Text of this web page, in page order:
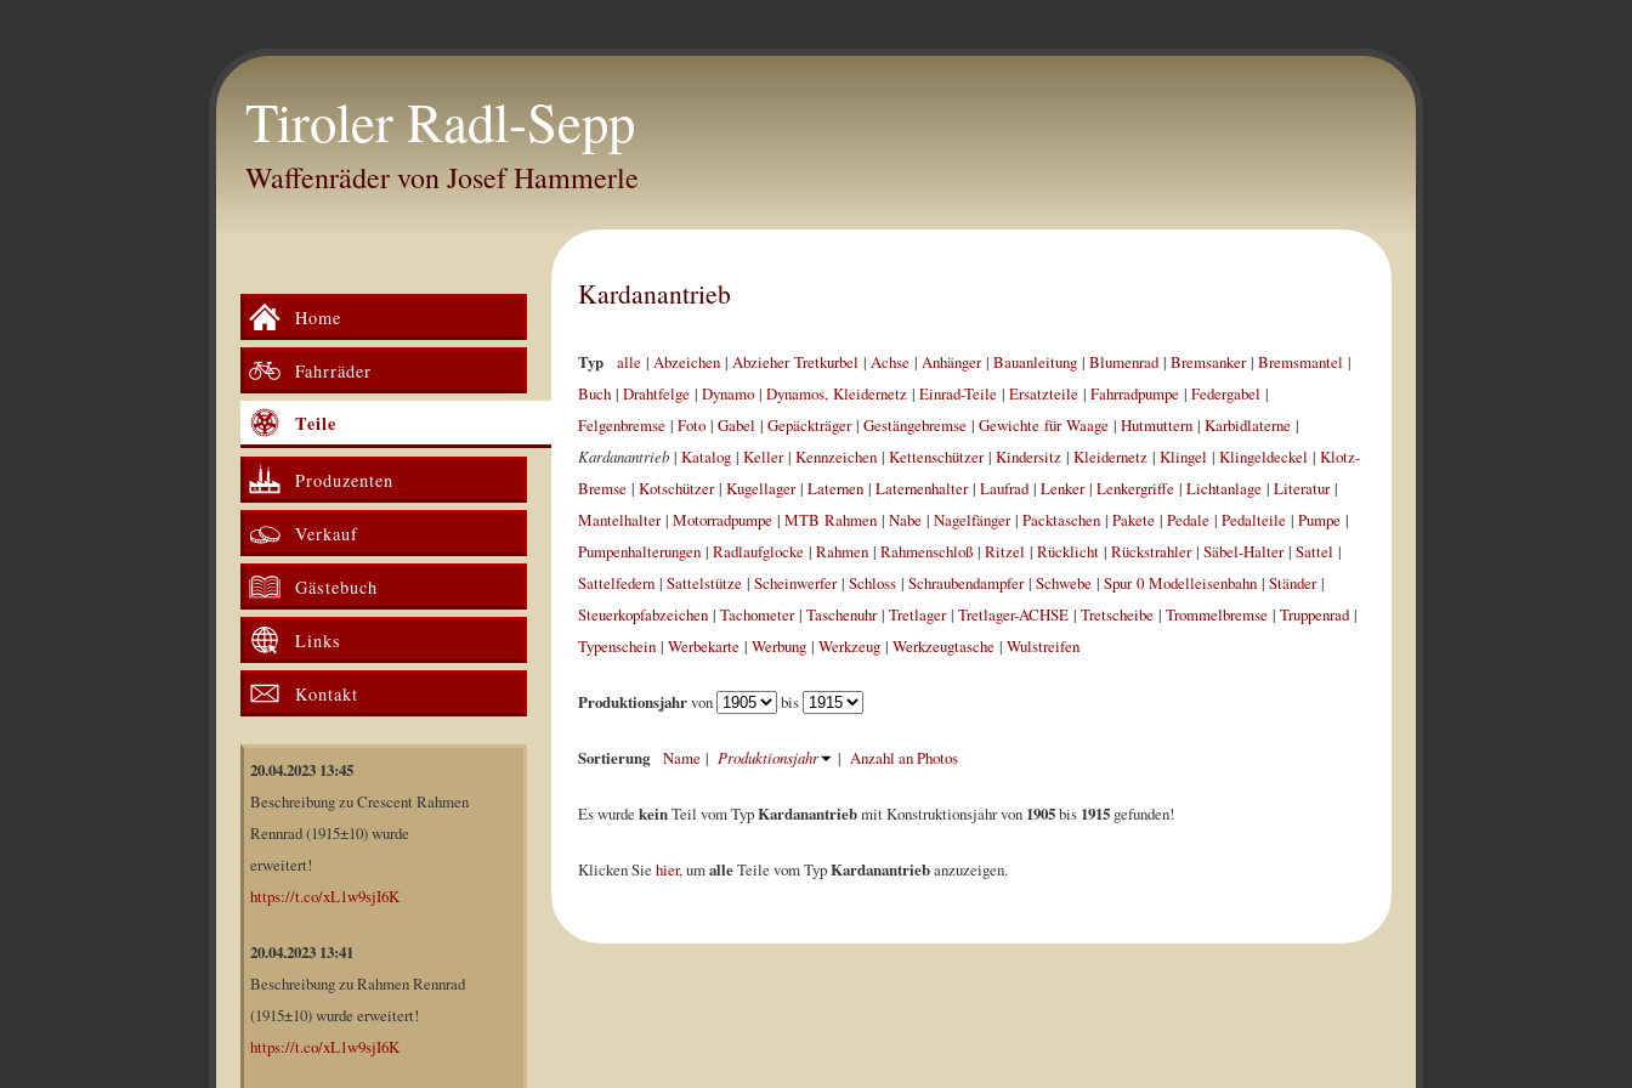
Tiroler Radl-Sepp
Waffenräder von Josef Hammerle
Home
Fahrräder
Teile
Produzenten
Verkauf
Gästebuch
Links
Kontakt
20.04.2023 13:45
Beschreibung zu Crescent Rahmen
Rennrad (1915±10) wurde
erweitert!
https://t.co/xL1w9sjI6K
20.04.2023 13:41
Beschreibung zu Rahmen Rennrad
(1915±10) wurde erweitert!
https://t.co/xL1w9sjI6K
Kardanantrieb
Typ alle| Abzeichen| Abzieher Tretkurbel | Achse| Anhänger| Bauanleitung| Blumenrad| Bremsanker| Bremsmantel |
Buch| Drahtfelge| Dynamo| Dynamos, Kleidernetz| Einrad-Teile| Ersatzteile| Fahrradpumpe| Federgabel |
Felgenbremse| Foto| Gabel | Gepäckträger| Gestängebremse| Gewichte für Waage| Hutmuttern| Karbidlaterne|
Kardanantrieb| Katalog| Keller| Kennzeichen| Kettenschützer| Kindersitz| Kleidernetz| Klingel | Klingeldeckel | Klotz-
Bremse| Kotschützer| Kugellager| Laternen| Laternenhalter| Laufrad| Lenker| Lenkergriffe| Lichtanlage| Literatur|
Mantelhalter| Motorradpumpe| MTB Rahmen| Nabe| Nagelfänger| Packtaschen| Pakete| Pedale| Pedalteile| Pumpe|
Pumpenhalterungen| Radlaufglocke| Rahmen| Rahmenschloß| Ritzel | Rücklicht| Rückstrahler| Säbel-Halter| Sattel |
Sattelfedern| Sattelstütze| Scheinwerfer| Schloss| Schraubendampfer| Schwebe| Spur 0 Modelleisenbahn| Ständer|
Steuerkopfabzeichen| Tachometer| Taschenuhr| Tretlager| Tretlager-ACHSE| Tretscheibe| Trommelbremse| Truppenrad|
Typenschein| Werbekarte| Werbung| Werkzeug| Werkzeugtasche| Wulstreifen
Produktionsjahrvon bis
Sortierung Name| Produktionsjahr | Anzahl an Photos
Es wurdekeinTeil vom TypKardanantriebmit Konstruktionsjahr von 1905bis 1915gefunden!
Klicken Siehier, umalleTeile vom TypKardanantriebanzuzeigen.